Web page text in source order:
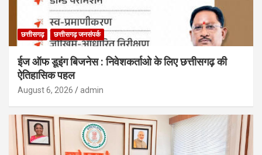
छत्तीसगढ़ छत्तीसगढ़ जनसंपर्क
ईज ऑफ डूइंग बिजनेस : निवेशकर्ताओ के लिए छत्तीसगढ़ की
ऐतिहासिक पहल
August 6, 2026 admin